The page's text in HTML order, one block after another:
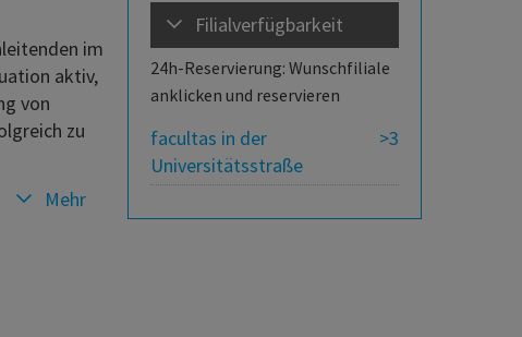
Filialverfügbarkeit
24h-Reservierung: Wunschfiliale
anklicken und reservieren
>3
facultas in der
Universitätsstraße
im
aktiv,
von
zu
Mehr